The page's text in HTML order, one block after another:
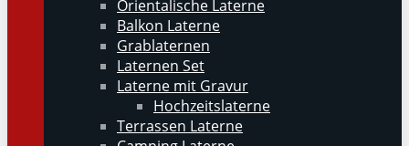
Orientalische Laterne
Balkon Laterne
Grablaternen
Laternen Set
Laterne mit Gravur
Hochzeitslaterne
Terrassen Laterne